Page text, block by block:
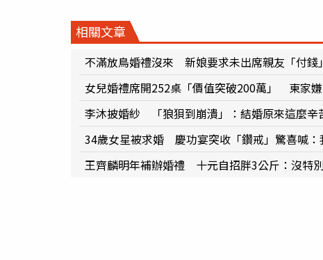
相關文章
不滿放鳥婚禮沒來 新娘要求未出席親友「付錢」
女兒婚禮席開252桌「價值突破200萬」 東家
李沐披婚紗 「狼狽到崩潰」：結婚原來這麼辛
34歲女星被求婚 慶功宴突收「鑽戒」驚喜喊：
王齊麟明年補辦婚禮 十元自招胖3公斤：沒特